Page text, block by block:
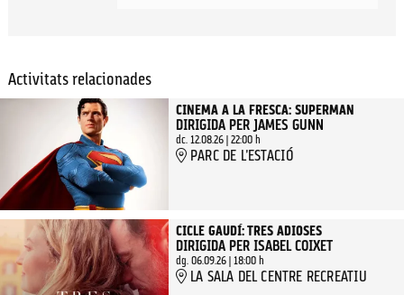
Activitats relacionades
CINEMA A LA FRESCA: SUPERMAN
DIRIGIDA PER JAMES GUNN
dc. 12.08.26| 22:00 h
PARC DE L'ESTACIÓ
CICLE GAUDÍ: TRES ADIOSES
DIRIGIDA PER ISABEL COIXET
dg. 06.09.26| 18:00 h
LA SALA DEL CENTRE RECREATIU